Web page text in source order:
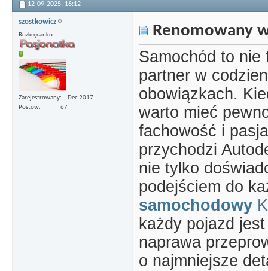
12-09-2025, 16:12
szostkowicz
Rozkręcanko
Zarejestrowany
Dec 2017
Postów
67
Renomowany
Samochód to
partner w
obowiązkach.
warto mieć
fachowość i
przychodzi
nie tylko
podejściem do
samochodowy
każdy pojazd
naprawa
o najmniejsze